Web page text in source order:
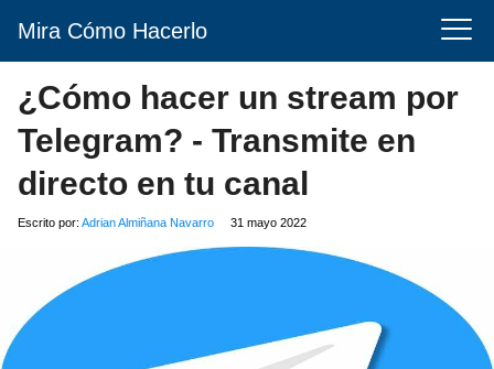
Mira Cómo Hacerlo
¿Cómo hacer un stream por
Telegram? - Transmite en
directo en tu canal
Escrito por: Adrian Almiñana Navarro 31 mayo 2022